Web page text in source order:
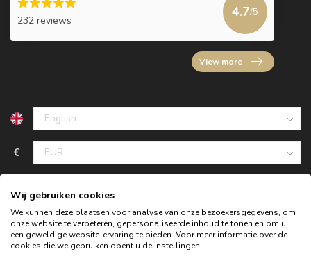
232 reviews
4.7/5
View more
€
Wij gebruiken cookies
We kunnen deze plaatsen voor analyse van onze bezoekersgegevens, om
onze website te verbeteren, gepersonaliseerde inhoud te tonen en om u
een geweldige website-ervaring te bieden. Voor meer informatie over de
cookies die we gebruiken opent u de instellingen.